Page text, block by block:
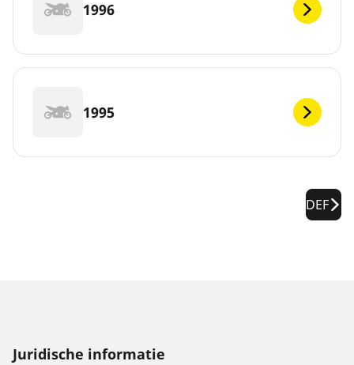
1996
1995
DEF
Juridische informatie